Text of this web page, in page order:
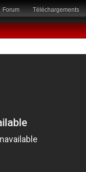
Forum Téléchargements